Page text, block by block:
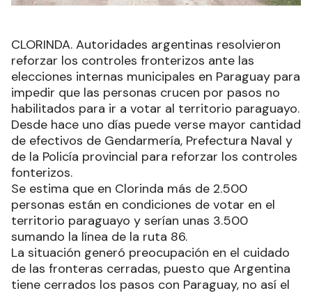
CLORINDA. Autoridades argentinas resolvieron
reforzar los controles fronterizos ante las
elecciones internas municipales en Paraguay para
impedir que las personas crucen por pasos no
habilitados para ir a votar al territorio paraguayo.
Desde hace uno días puede verse mayor cantidad
de efectivos de Gendarmería, Prefectura Naval y
de la Policía provincial para reforzar los controles
fonterizos.
Se estima que en Clorinda más de 2.500
personas están en condiciones de votar en el
territorio paraguayo y serían unas 3.500
sumando la línea de la ruta 86.
La situación generó preocupación en el cuidado
de las fronteras cerradas, puesto que Argentina
tiene cerrados los pasos con Paraguay, no así el